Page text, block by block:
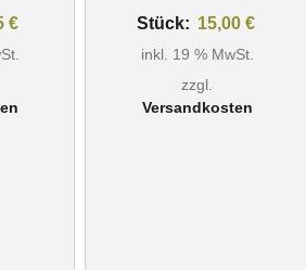
€
Stück: 15,00 €
inkl. 19 % MwSt.
zzgl.
Versandkosten